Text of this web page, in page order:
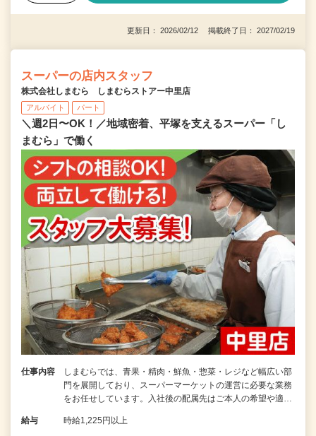
更新日： 2026/02/12 掲載終了日： 2027/02/19
スーパーの店内スタッフ
株式会社しまむら しまむらストアー中里店
アルバイト パート
＼週2日〜OK！／地域密着、平塚を支えるスーパー「し
まむら」で働く
仕事内容
しまむらでは、青果・精肉・鮮魚・惣菜・レジなど幅広い部
門を展開しており、スーパーマーケットの運営に必要な業務
をお任せしています。入社後の配属先はご本人の希望や適…
給与 時給1,225円以上